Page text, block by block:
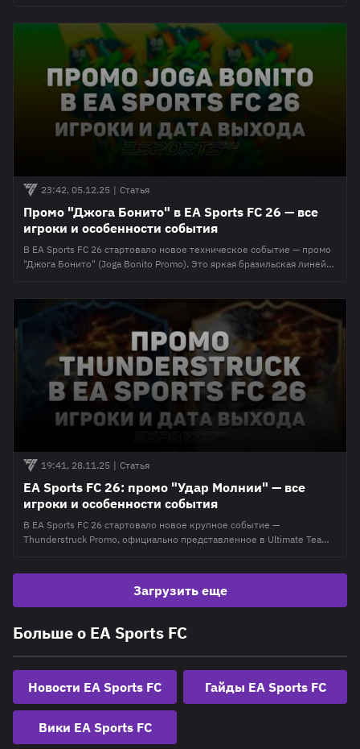
представлены все улучшения игроков, а также ответы на самые
часто задаваемые вопросы. Все игроки Unbreakables в FC 26 ⚽
23:42, 05.12.25 | Статья
Промо "Джога Бонито" в EA Sports FC 26 — все
игроки и особенности события
В EA Sports FC 26 стартовало новое техническое событие — промо
"Джога Бонито" (Joga Bonito Promo). Это яркая бразильская линейка
промо представлены как современные звёзды, так и легендарные
ICONS, а карты выполнены в фирменной красочно-жёлтой
эстетике с акцентом на
19:41, 28.11.25 | Статья
EA Sports FC 26: промо "Удар Молнии" — все
игроки и особенности события
В EA Sports FC 26 стартовало новое крупное событие —
Thunderstruck Promo, официально представленное в Ultimate Team
фирменном электрическом дизайне и может получать бусты в
Загрузить еще
Больше о EA Sports FC
Новости EA Sports FC Гайды EA Sports FC
Вики EA Sports FC